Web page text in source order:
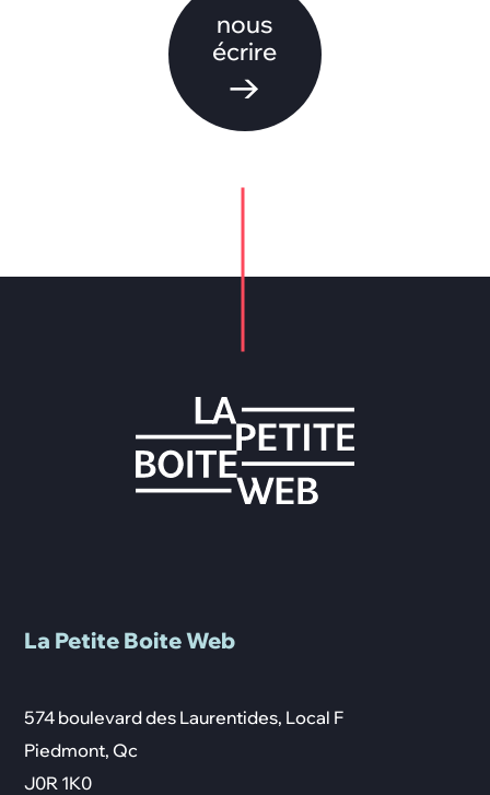
nous
écrire
La Petite Boite Web
574 boulevard des Laurentides, Local F
Piedmont,Qc
J0R 1K0